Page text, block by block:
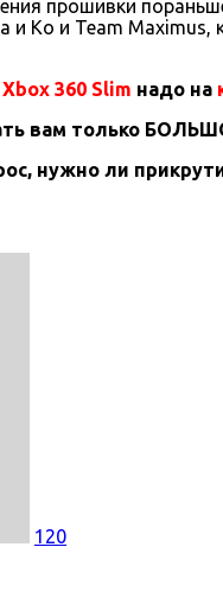
прошивки
Ko и Team
360 Slim надо на
вам только
нужно ли
120